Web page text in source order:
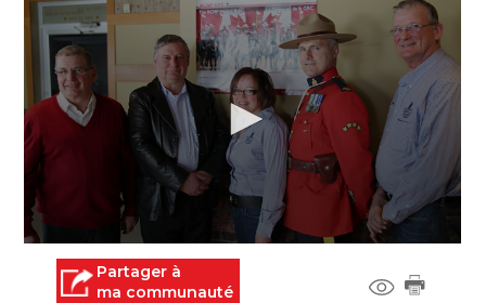
seconds Partager à
ma communauté